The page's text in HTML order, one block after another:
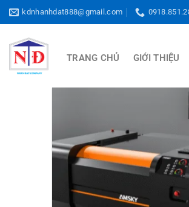
Bỏ
dung
kdnhanhdat888@gmail.com
TRANG CHỦ GIỚI THIỆU